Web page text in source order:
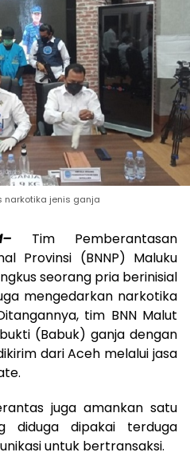
narkotika jenis ganja
Tim Pemberantasan
Provinsi (BNNP) Maluku
seorang pria berinisial
mengedarkan narkotika
tim BNN Malut
(Babuk) ganja dengan
dari Aceh melalui jasa
juga amankan satu
diduga dipakai terduga
untuk bertransaksi.